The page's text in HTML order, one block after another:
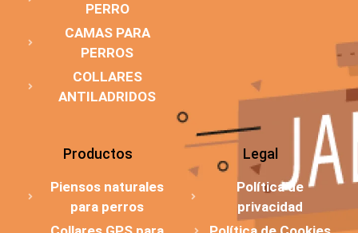
PERRO
CAMAS PARA
PERROS
COLLARES
ANTILADRIDOS
Productos
Piensos naturales
para perros
Legal
Política de
privacidad